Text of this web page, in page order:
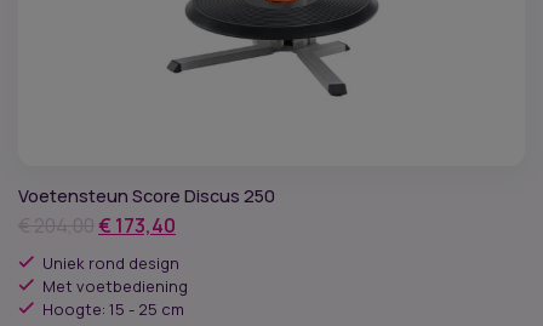
Voetensteun Score Discus 250
€204,00Oorspronkelijke
prijs
was:
€ 204,00.
€ 173,40
is:
€ 173,40.
Uniek rond design
Met voetbediening
Hoogte: 15 - 25 cm